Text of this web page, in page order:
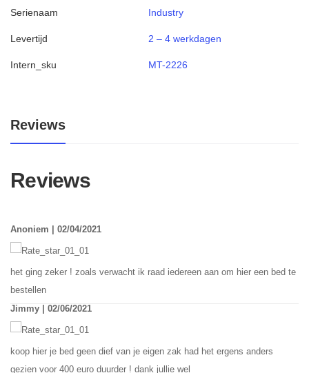
Serienaam Industry
Levertijd 2 – 4 werkdagen
Intern_sku MT-2226
Reviews
Reviews
Anoniem | 02/04/2021
het ging zeker ! zoals verwacht ik raad iedereen aan om hier een bed te
bestellen
Jimmy | 02/06/2021
koop hier je bed geen dief van je eigen zak had het ergens anders
gezien voor 400 euro duurder ! dank jullie wel